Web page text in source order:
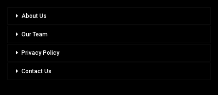
About Us
Our Team
Privacy Policy
Contact Us